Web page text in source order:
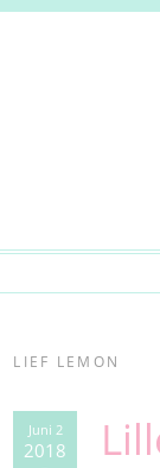
LIEF LEMON
Juni 2
2018